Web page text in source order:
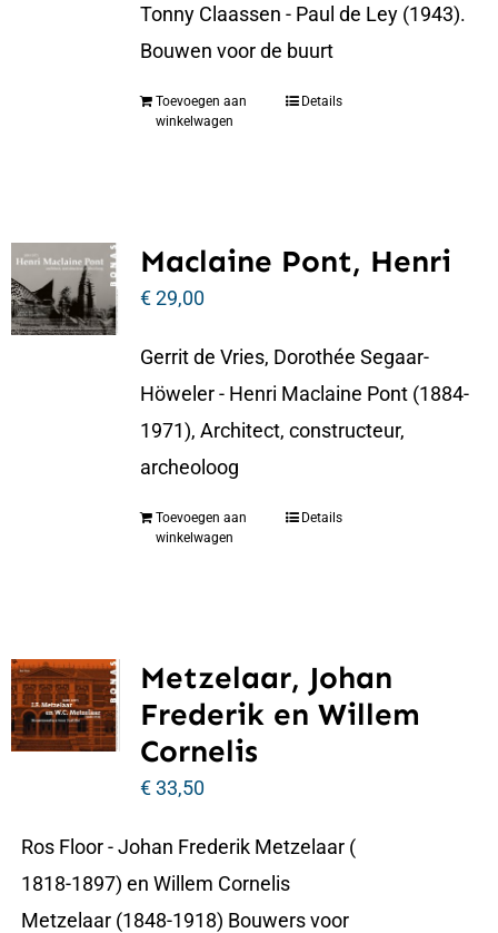
Tonny Claassen - Paul de Ley (1943).
Bouwen voor de buurt
Toevoegen aan
winkelwagen
Details
Maclaine Pont, Henri
€29,00
Gerrit de Vries, Dorothée Segaar-
Höweler - Henri Maclaine Pont (1884-
1971), Architect, constructeur,
archeoloog
Toevoegen aan
winkelwagen
Details
Metzelaar, Johan
Frederik en Willem
Cornelis
€33,50
Ros Floor - Johan Frederik Metzelaar (
1818-1897) en Willem Cornelis
Metzelaar (1848-1918) Bouwers voor